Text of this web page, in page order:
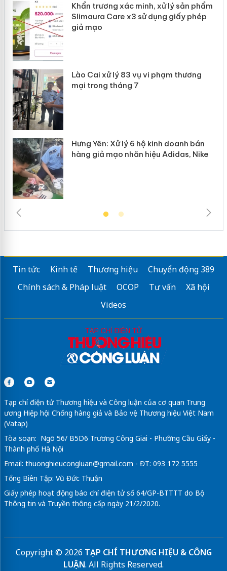
Khẩn trương xác minh, xử lý sản phẩm
Slimaura Care x3 sử dụng giấy phép
giả mạo
Lào Cai xử lý 83 vụ vi phạm thương
mại trong tháng 7
Hưng Yên: Xử lý 6 hộ kinh doanh bán
hàng giả mạo nhãn hiệu Adidas, Nike
Tin tức Kinh tế Thương hiệu
Chuyển động 389
Chính sách & Pháp luật
OCOP Tư vấn
Xã hội
Videos
Tạp chí điện tử Thương hiệu và Công luận của cơ quan Trung
ương Hiệp hội Chống hàng giả và Bảo vệ Thương hiệu Việt Nam
(Vatap)
Tòa soạn: Ngõ 56/ B5D6 Trương Công Giai - Phường Cầu Giấy -
Thành phố Hà Nội
Email: thuonghieucongluan@gmail.com - ĐT: 093 172 5555
Tổng Biên Tập: Vũ Đức Thuận
Giấy phép hoạt động báo chí điện tử số 64/GP-BTTTT do Bộ
Thông tin và Truyền thông cấp ngày 21/2/2020.
Copyright © 2026 TẠP CHÍ THƯƠNG HIỆU & CÔNG
LUẬN. All Rights Reserved.